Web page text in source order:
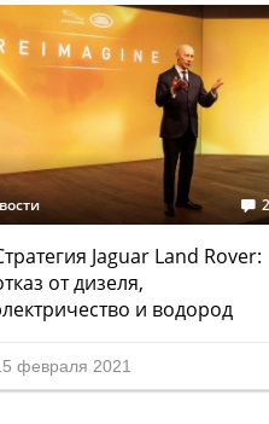
Jaguar Land Rover:
от дизеля,
и водород
февраля 2021